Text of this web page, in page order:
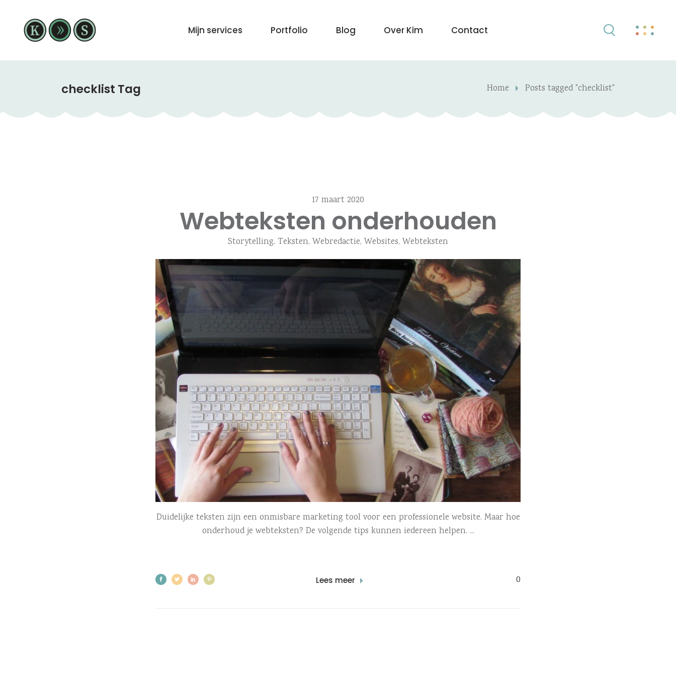
Mijn services Portfolio Blog Over Kim Contact
checklist Tag Home Posts tagged "checklist"
17 maart 2020
Webteksten onderhouden
Storytelling, Teksten, Webredactie, Websites, Webteksten
Duidelijke teksten zijn een onmisbare marketing tool voor een professionele website. Maar hoe
onderhoud je webteksten? De volgende tips kunnen iedereen helpen.
Lees meer 0